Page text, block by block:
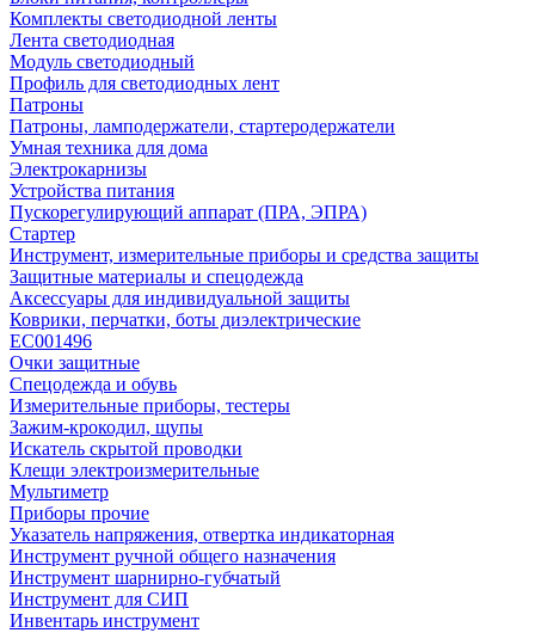
Комплекты светодиодной ленты
Лента светодиодная
Модуль светодиодный
Профиль для светодиодных лент
Патроны
Патроны, ламподержатели, стартеродержатели
Умная техника для дома
Электрокарнизы
Устройства питания
Пускорегулирующий аппарат (ПРА, ЭПРА)
Стартер
Инструмент, измерительные приборы и средства защиты
Защитные материалы и спецодежда
Аксессуары для индивидуальной защиты
Коврики, перчатки, боты диэлектрические
EC001496
Очки защитные
Спецодежда и обувь
Измерительные приборы, тестеры
Зажим-крокодил, щупы
Искатель скрытой проводки
Клещи электроизмерительные
Мультиметр
Приборы прочие
Указатель напряжения, отвертка индикаторная
Инструмент ручной общего назначения
Инструмент шарнирно-губчатый
Инструмент для СИП
Инвентарь инструмент